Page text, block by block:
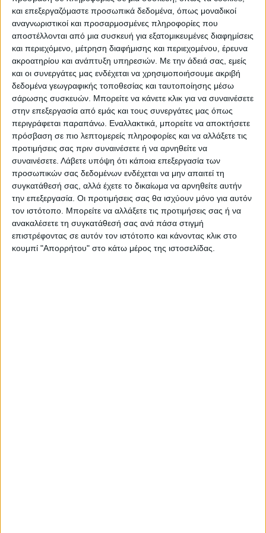
και επεξεργαζόμαστε προσωπικά δεδομένα, όπως μοναδικοί
αναγνωριστικοί και προσαρμοσμένες πληροφορίες που
αποστέλλονται από μια συσκευή για εξατομικευμένες διαφημίσεις
και περιεχόμενο, μέτρηση διαφήμισης και περιεχομένου, έρευνα
ακροατηρίου και ανάπτυξη υπηρεσιών. Με την άδειά σας, εμείς
και οι συνεργάτες μας ενδέχεται να χρησιμοποιήσουμε ακριβή
δεδομένα γεωγραφικής τοποθεσίας και ταυτοποίησης μέσω
σάρωσης συσκευών. Μπορείτε να κάνετε κλικ για να συναινέσετε
στην επεξεργασία από εμάς και τους συνεργάτες μας όπως
περιγράφεται παραπάνω. Εναλλακτικά, μπορείτε να αποκτήσετε
πρόσβαση σε πιο λεπτομερείς πληροφορίες και να αλλάξετε τις
προτιμήσεις σας πριν συναινέσετε ή να αρνηθείτε να
συναινέσετε. Λάβετε υπόψη ότι κάποια επεξεργασία των
προσωπικών σας δεδομένων ενδέχεται να μην απαιτεί τη
συγκατάθεσή σας, αλλά έχετε το δικαίωμα να αρνηθείτε αυτήν
την επεξεργασία. Οι προτιμήσεις σας θα ισχύουν μόνο για αυτόν
τον ιστότοπο. Μπορείτε να αλλάξετε τις προτιμήσεις σας ή να
ανακαλέσετε τη συγκατάθεσή σας ανά πάσα στιγμή
επιστρέφοντας σε αυτόν τον ιστότοπο και κάνοντας κλικ στο
κουμπί "Απορρήτου" στο κάτω μέρος της ιστοσελίδας.
ΑΓΡΑΦΙΩΤΩΝ